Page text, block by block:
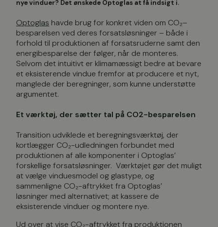
nyevinduer? Det ønskede Optoglas at få indsigt i.
Optoglas havde brug for konkret viden om CO₂–
besparelsen ved deres forsatsløsninger – både i
forhold til produktionen af forsatsruderne samt den
energibesparelse der følger, når de monteres.
Selvom det intuitivt er klimamæssigt bedre at bevare
et eksisterende vindue fremfor at producere et nyt,
manglede der beregninger, som kunne understøtte
argumentet.
Et værktøj, der sætter tal på CO2-besparelsen
Transition udviklede et beregningsværktøj, der
kortlægger CO₂-udledningen forbundet med
produktionen af alle komponenter i Optoglas’
forskellige forsatsløsninger. Værktøjet gør det muligt
at vælge vinduesmodel og glastype, og
sammenligne CO₂-aftrykket fra Optoglas’
løsninger med alternativet; at kassere de
eksisterende vinduer og montere nye.
Ud over at vise CO₂-aftrykket fra produktionen